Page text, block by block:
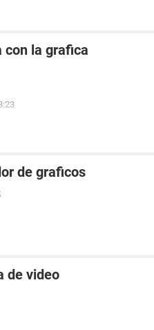
con la grafica
de graficos
de video